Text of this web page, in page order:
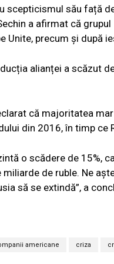
scepticismul său față
a afirmat că
Unite, precum și după
alianței a scăzut
că majoritatea
din 2016, în timp ce
o scădere de 15%,
miliarde de ruble. Ne
să se extindă”, a
americane criza